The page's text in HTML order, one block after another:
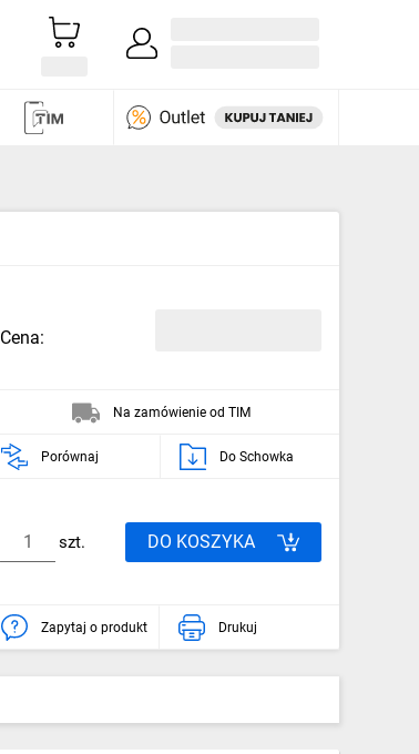
Cena:
Na zamówienie od TIM
Porównaj Do Schowka
szt. DO KOSZYKA
Zapytaj o produkt Drukuj